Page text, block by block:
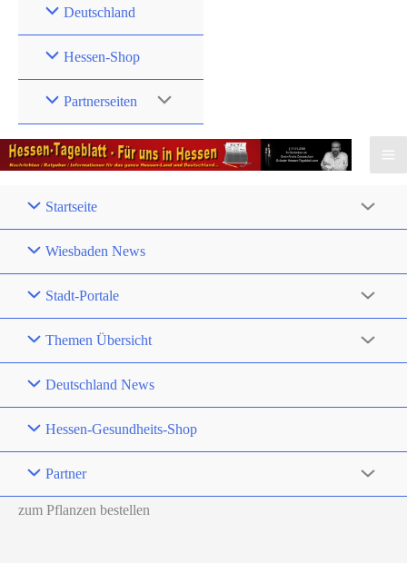
Deutschland
Hessen-Shop
Partnerseiten
Startseite
Wiesbaden News
Stadt-Portale
Themen Übersicht
Deutschland News
Hessen-Gesundheits-Shop
Partner
zum Pflanzen bestellen